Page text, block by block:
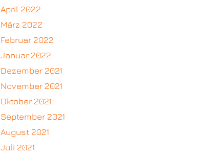
April 2022
März 2022
Februar 2022
Januar 2022
Dezember 2021
November 2021
Oktober 2021
September 2021
August 2021
Juli 2021